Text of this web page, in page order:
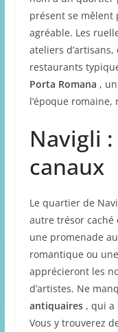
présent se mêlent
agréable. Les
ateliers
restaurants
Porta Romana ,
l’époque
Navigli
canaux
Le quartier de
autre trésor caché
une promenade
romantique ou
apprécieront les
d’artistes. Ne
antiquaires , qui a
Vous y trouverez